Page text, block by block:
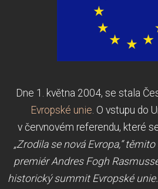
Dne 1. května 2004, se stala
Evropské unie. O vstupu do
v červnovém referendu, které
„Zrodila se nová Evropa,“
premiér Andres Fogh
historický summit Evropské unie.